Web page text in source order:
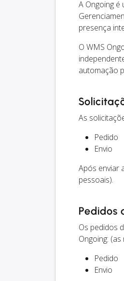
A Ongoing é
presença
O WMS
automação
As
Pedido
Envio
Após enviar
pessoais).
Pedidos
Os pedidos
Ongoing:
Pedido
Envio